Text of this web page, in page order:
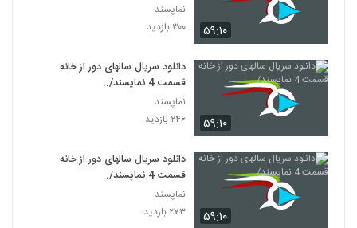
۵۹:۱۰
نماپسند
۳۰۰ بازدید
۵۹:۱۰
دانلود سریال سالهای دور از خانه
قسمت 4 نماپسند/..
نماپسند
۲۴۶ بازدید
۵۹:۱۰
دانلود سریال سالهای دور از خانه
قسمت 4 نماپسند/.
نماپسند
۲۷۳ بازدید